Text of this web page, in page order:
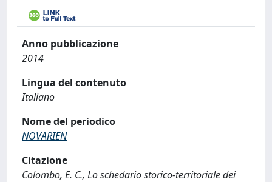
Anno pubblicazione
2014
Lingua del contenuto
Italiano
Nome del periodico
NOVARIEN
Citazione
Colombo, E. C., Lo schedario storico-territoriale dei